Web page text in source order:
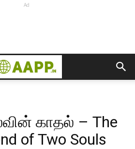
Ad
காதல் – The
of Two Souls